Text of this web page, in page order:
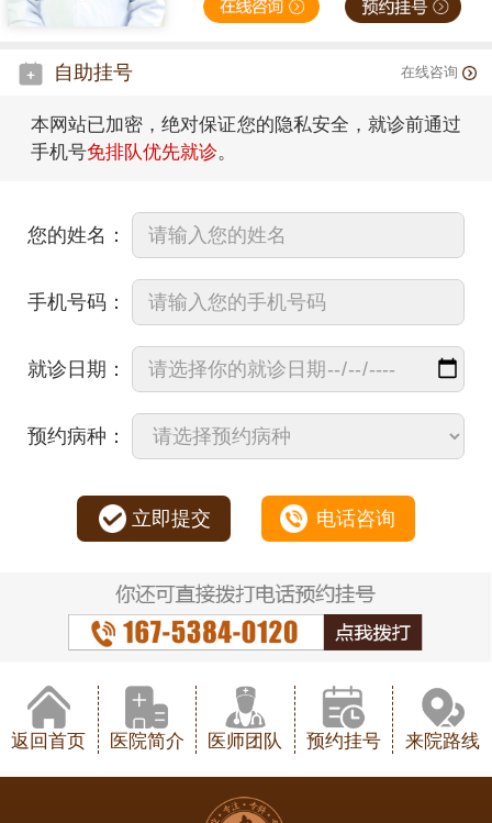
自助挂号 在线咨询
本网站已加密，绝对保证您的隐私安全，就诊前通过
手机号免排队优先就诊。
您的姓名：
手机号码：
就诊日期：
预约病种：
立即提交 电话咨询
返回首页 医院简介 医师团队 预约挂号 来院路线